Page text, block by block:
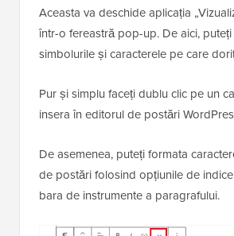
Aceasta va deschide aplicația
într-o fereastră pop-up. De aici, puteți
simbolurile și caracterele pe care
Pur și simplu faceți dublu clic pe un
insera în editorul de postări
De asemenea, puteți formata
de postări folosind opțiunile de
bara de instrumente a paragrafului.